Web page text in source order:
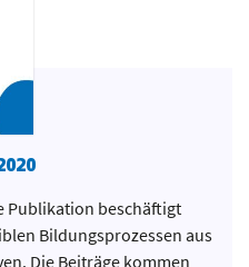
Publikation beschäftigt
Bildungsprozessen aus
Die Beiträge kommen